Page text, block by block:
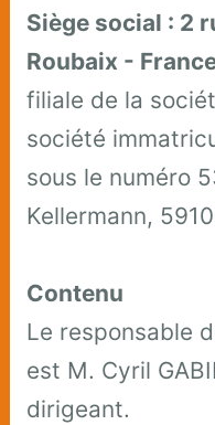
Siège social : 2
Roubaix -
filiale de la
société
sous le numéro
Kellermann,
Contenu
Le responsable
est M. Cyril
dirigeant.